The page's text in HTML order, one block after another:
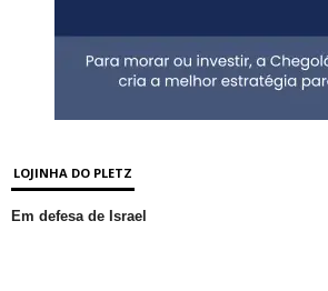
LOJINHA DO PLETZ
Em defesa de Israel